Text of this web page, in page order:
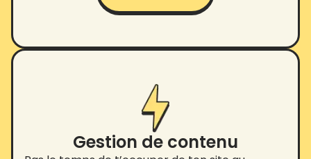
Gestion de contenu